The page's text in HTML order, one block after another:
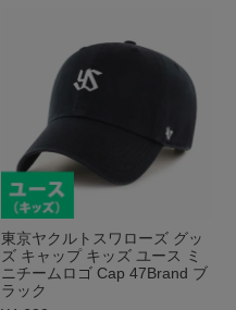
東京ヤクルトスワローズ グッ
ズ キャップ キッズ ユース ミ
ニチームロゴ Cap 47Brand ブ
ラック